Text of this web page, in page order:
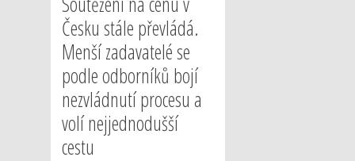
Česku stále převládá.
Menší zadavatelé se
podle odborníků bojí
nezvládnutí procesu a
volí nejjednodušší
cestu